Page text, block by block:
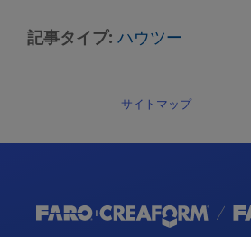
記事タイプ ハウツー
サイトマップ